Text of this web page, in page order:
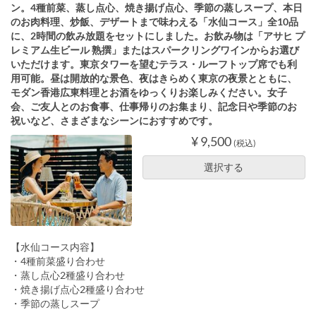
ン。4種前菜、蒸し点心、焼き揚げ点心、季節の蒸しスープ、本日
のお肉料理、炒飯、デザートまで味わえる「水仙コース」全10品
に、2時間の飲み放題をセットにしました。お飲み物は「アサヒ プ
レミアム生ビール 熟撰」またはスパークリングワインからお選び
いただけます。東京タワーを望むテラス・ルーフトップ席でも利
用可能。昼は開放的な景色、夜はきらめく東京の夜景とともに、
モダン香港広東料理とお酒をゆっくりお楽しみください。女子
会、ご友人とのお食事、仕事帰りのお集まり、記念日や季節のお
祝いなど、さまざまなシーンにおすすめです。
¥ 9,500 (税込)
選択する
【水仙コース内容】
・4種前菜盛り合わせ
・蒸し点心2種盛り合わせ
・焼き揚げ点心2種盛り合わせ
・季節の蒸しスープ